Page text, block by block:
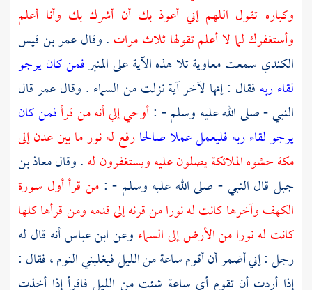
وكباره تقول اللهم إني أعوذ بك أن أشرك بك وأنا أعلم
وأستغفرك لما لا أعلم تقولها ثلاث مرات . وقالعمر بن قيس
الكندي سمعتمعاويةتلا هذه الآية على المنبرفمن كان يرجو
لقاء ربه فقال : إنها لآخر آية نزلت من السماء . وقالعمرقال
النبي - صلى الله عليه وسلم - :أوحي إلي أنه من قرأفمن كان
يرجو لقاء ربه فليعمل عملا صالحارفع له نور ما بينعدنإلى
مكةحشوه الملائكة يصلون عليه ويستغفرون له. وقالمعاذ بن
جبل قال النبي - صلى الله عليه وسلم - : من قرأ أول سورة
الكهف وآخرها كانت له نورا من قرنه إلى قدمه ومن قرأها كلها
كانت له نورا من الأرض إلى السماء وعنابن عباسأنه قال له
رجل : إني أضمر أن أقوم ساعة من الليل فيغلبني النوم ، فقال :
إذا أردت أن تقوم أي ساعة شئت من الليل فاقرأ إذا أخذت